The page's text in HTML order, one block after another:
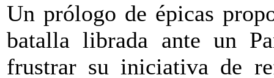
Un prólogo de épicas
batalla librada ante un
frustrar su iniciativa de